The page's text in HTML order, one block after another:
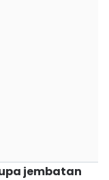
jembatan